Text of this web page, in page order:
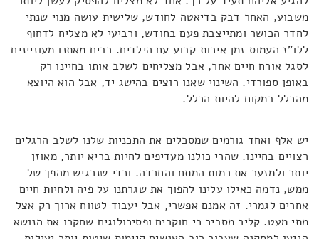
משבוע, האחר דבק בדיאטה לחודש, שלישית עושה מנוי שנתי
לחדר הכושר ומתייצבת פעם בחודש, ורביעי לא מצליח לדחוף
ללו"ז העמוס זמן איכות קבוע עם הילדים. רבים מאתנו מעוניינים
לסגל אורח חיים אחר, אבל מצליחים לשלב אותו בחיינו רק
באופן ספורדי. השינוי שאנו רוצים בהישג יד, אבל הוא היוצא
מהכלל במקום להיות הכלל.
יש אלף ואחד גורמים שמסכלים את התכניות שלנו לשלב הרגלים
רצויים בחיינו. שהרי כולנו מעדיפים לחיות בריא יותר, מאוזן
יותר ולמזער את רמות המתח והחרדה. וכדי שנרגיש מהפך של
ממש, נדמה כאילו עלינו להפוך את שגרתנו על פיה ולחיות חיים
אחרים לגמרי. זה אמנם אפשרי, אבל יעבוד לטווח ארוך רק אצל
מתי מעט. קליר מסביר כי חוקרים ופסיכולוגים שחקרו את הנושא